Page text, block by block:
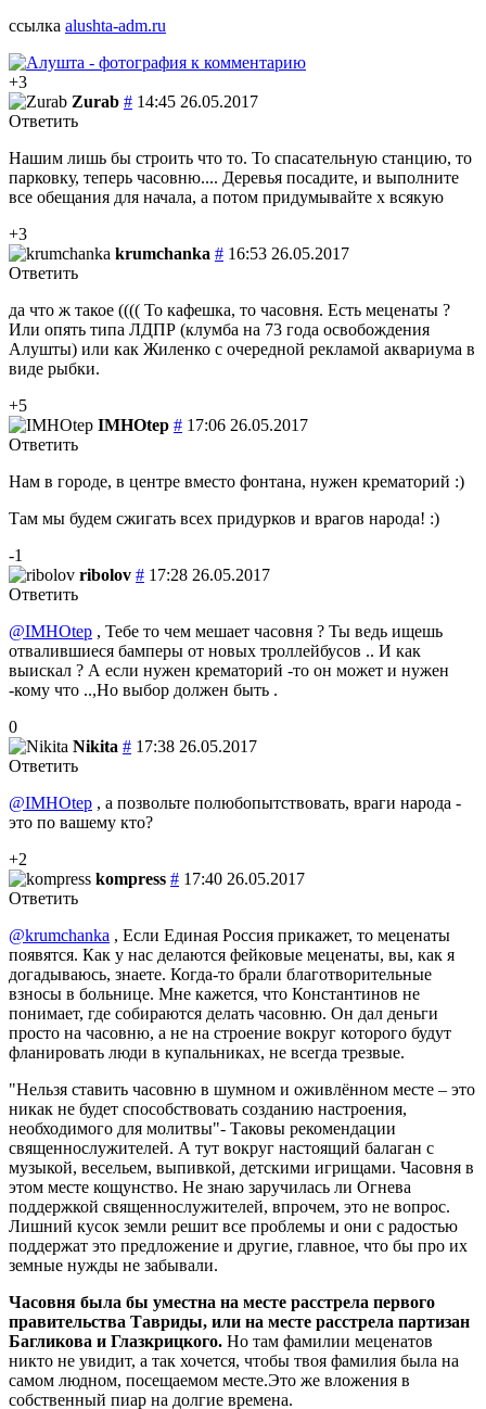
ссылка alushta-adm.ru
+3
Zurab # 14:45 26.05.2017
Ответить
Нашим лишь бы строить что то. То спасательную станцию, то
парковку, теперь часовню.... Деревья посадите, и выполните
все обещания для начала, а потом придумывайте х всякую
+3
krumchanka # 16:53 26.05.2017
Ответить
да что ж такое (((( То кафешка, то часовня. Есть меценаты ?
Или опять типа ЛДПР (клумба на 73 года освобождения
Алушты) или как Жиленко с очередной рекламой аквариума в
виде рыбки.
+5
IMHOtep # 17:06 26.05.2017
Ответить
Нам в городе, в центре вместо фонтана, нужен крематорий :)
Там мы будем сжигать всех придурков и врагов народа! :)
-1
ribolov # 17:28 26.05.2017
Ответить
@IMHOtep , Тебе то чем мешает часовня ? Ты ведь ищешь
отвалившиеся бамперы от новых троллейбусов .. И как
выискал ? А если нужен крематорий -то он может и нужен
-кому что ..,Но выбор должен быть .
0
Nikita # 17:38 26.05.2017
Ответить
@IMHOtep , а позвольте полюбопытствовать, враги народа -
это по вашему кто?
+2
kompress # 17:40 26.05.2017
Ответить
@krumchanka , Если Единая Россия прикажет, то меценаты
появятся. Как у нас делаются фейковые меценаты, вы, как я
догадываюсь, знаете. Когда-то брали благотворительные
взносы в больнице. Мне кажется, что Константинов не
понимает, где собираются делать часовню. Он дал деньги
просто на часовню, а не на строение вокруг которого будут
фланировать люди в купальниках, не всегда трезвые.
"Нельзя ставить часовню в шумном и оживлённом месте – это
никак не будет способствовать созданию настроения,
необходимого для молитвы"- Таковы рекомендации
священнослужителей. А тут вокруг настоящий балаган с
музыкой, весельем, выпивкой, детскими игрищами. Часовня в
этом месте кощунство. Не знаю заручилась ли Огнева
поддержкой священнослужителей, впрочем, это не вопрос.
Лишний кусок земли решит все проблемы и они с радостью
поддержат это предложение и другие, главное, что бы про их
земные нужды не забывали.
Часовня была бы уместна на месте расстрела первого
правительства Тавриды, или на месте расстрела партизан
Багликова и Глазкрицкого. Но там фамилии меценатов
никто не увидит, а так хочется, чтобы твоя фамилия была на
самом людном, посещаемом месте.Это же вложения в
собственный пиар на долгие времена.